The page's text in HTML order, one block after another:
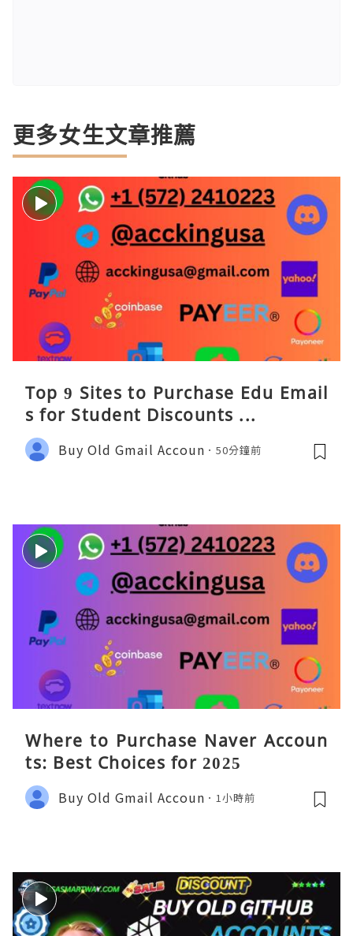
更多女生文章推薦
Top 9 Sites to Purchase Edu Email
s for Student Discounts ...
Buy Old Gmail Accoun 50分鐘前
Where to Purchase Naver Accoun
ts: Best Choices for 2025
Buy Old Gmail Accoun 1小時前